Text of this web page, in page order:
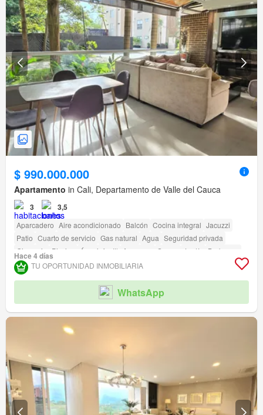
$ 990.000.000
Apartamento in Cali, Departamento de Valle del Cauca
3 3,5
Aparcadero Aire acondicionado Balcón Cocina integral Jacuzzi
Patio Cuarto de servicio Gas natural Agua Seguridad privada
Gimnasio
Piscina Área infantil Ascensor Sauna Jardín
Barbecue
Acceso para personas con discapacidad
Hace 4 días
TU OPORTUNIDAD INMOBILIARIA
WhatsApp